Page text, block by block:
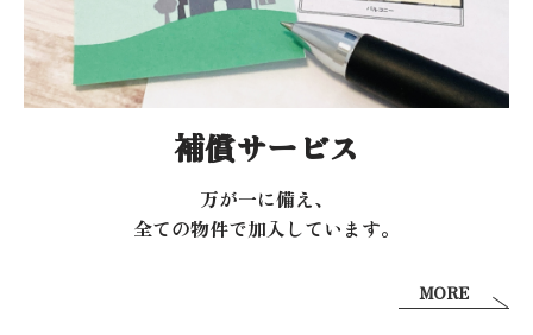
補償サービス
万が一に備え、
全ての物件で加入しています。
MORE